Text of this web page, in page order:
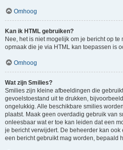
Omhoog
Kan ik HTML gebruiken?
Nee, het is niet mogelijk om je bericht op
opmaak die je via HTML kan toepassen is
Omhoog
Wat zijn Smilies?
Smilies zijn kleine afbeeldingen die
gevoelstoestand uit te drukken,
ongelukkig. Alle beschikbare smilies
plaatst. Maak geen overdadig gebruik van
onleesbaar wat er toe kan leiden dat een
je bericht verwijdert. De beheerder kan
een bericht gebruikt mag worden, bepaald